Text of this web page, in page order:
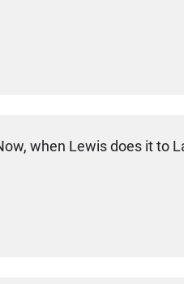
when Lewis does it to